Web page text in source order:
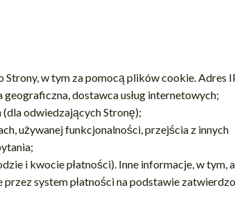
w tym za pomocą plików cookie. Adres
dostawca usług internetowych;
(dla odwiedzających Stronę);
używanej funkcjonalności, przejścia z innych
i kwocie płatności). Inne informacje, w tym,
system płatności na podstawie